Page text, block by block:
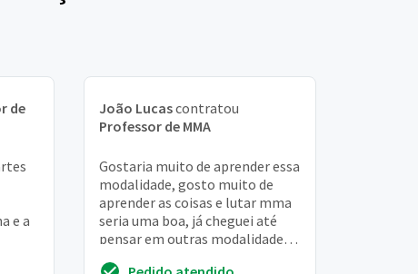
de
e a
João Lucascontratou
Professor de MMA
Gostaria muito de aprender essa
modalidade, gosto muito de
aprender as coisas e lutar mma
seria uma boa, já cheguei até
pensar em outras modalidades